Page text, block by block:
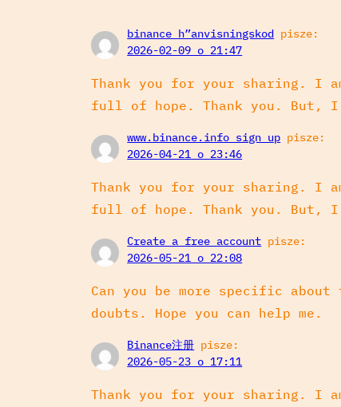
binance h”anvisningskod pisze:
2026-02-09 o 21:47
Thank you for your sharing. I
full of hope. Thank you. But, I
www.binance.info sign up pisze:
2026-04-21 o 23:46
Thank you for your sharing. I
full of hope. Thank you. But, I
Create a free account pisze:
2026-05-21 o 22:08
Can you be more specific
doubts. Hope you can help me.
Binance注册 pisze:
2026-05-23 o 17:11
Thank you for your sharing. I